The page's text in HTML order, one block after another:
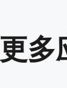
更多